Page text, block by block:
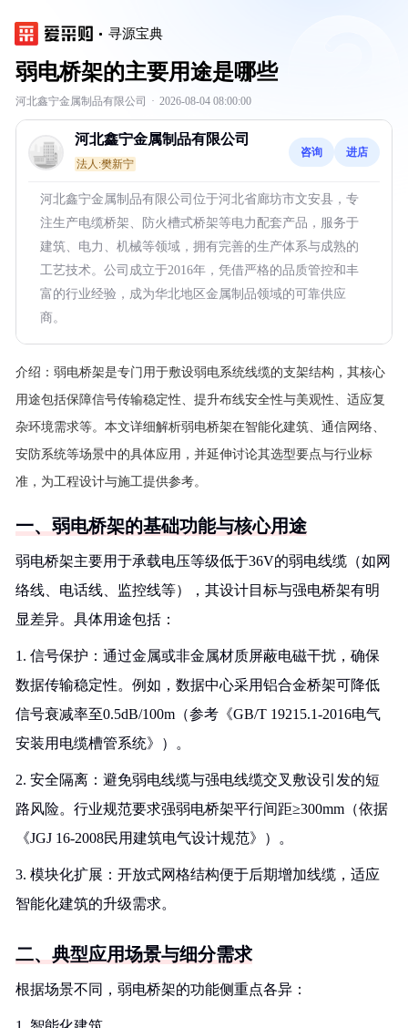
寻源宝典
弱电桥架的主要用途是哪些
河北鑫宁金属制品有限公司 · 2026-08-04 08:00:00
河北鑫宁金属制品有限公司
法人:樊新宁
咨询 进店
河北鑫宁金属制品有限公司位于河北省廊坊市文安县，专
注生产电缆桥架、防火槽式桥架等电力配套产品，服务于
建筑、电力、机械等领域，拥有完善的生产体系与成熟的
工艺技术。公司成立于2016年，凭借严格的品质管控和丰
富的行业经验，成为华北地区金属制品领域的可靠供应
商。
介绍： 弱电桥架是专门用于敷设弱电系统线缆的支架结构，其核心
用途包括保障信号传输稳定性、提升布线安全性与美观性、适应复
杂环境需求等。本文详细解析弱电桥架在智能化建筑、通信网络、
安防系统等场景中的具体应用，并延伸讨论其选型要点与行业标
准，为工程设计与施工提供参考。
一、弱电桥架的基础功能与核心用途
弱电桥架主要用于承载电压等级低于36V的弱电线缆（如网
络线、电话线、监控线等），其设计目标与强电桥架有明
显差异。具体用途包括：
1. 信号保护：通过金属或非金属材质屏蔽电磁干扰，确保
数据传输稳定性。例如，数据中心采用铝合金桥架可降低
信号衰减率至0.5dB/100m（参考《GB/T 19215.1-2016电气
安装用电缆槽管系统》）。
2. 安全隔离：避免弱电线缆与强电线缆交叉敷设引发的短
路风险。行业规范要求强弱电桥架平行间距≥300mm（依据
《JGJ 16-2008民用建筑电气设计规范》）。
3. 模块化扩展：开放式网格结构便于后期增加线缆，适应
智能化建筑的升级需求。
二、典型应用场景与细分需求
根据场景不同，弱电桥架的功能侧重点各异：